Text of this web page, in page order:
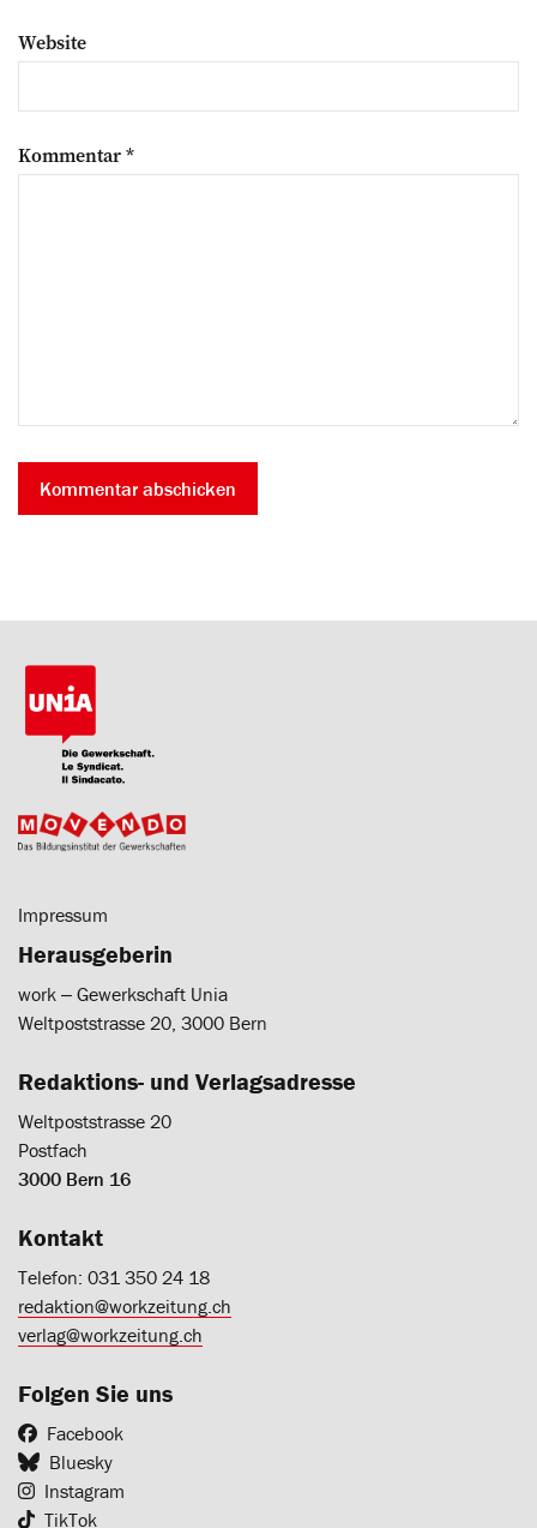
Website
Kommentar*
Impressum
Herausgeberin
work ‒ Gewerkschaft Unia
Weltpoststrasse 20, 3000 Bern
Redaktions- und Verlagsadresse
Weltpoststrasse 20
Postfach
3000 Bern 16
Kontakt
Telefon: 031 350 24 18
redaktion@workzeitung.ch
verlag@workzeitung.ch
Folgen Sie uns
Facebook
Bluesky
Instagram
TikTok